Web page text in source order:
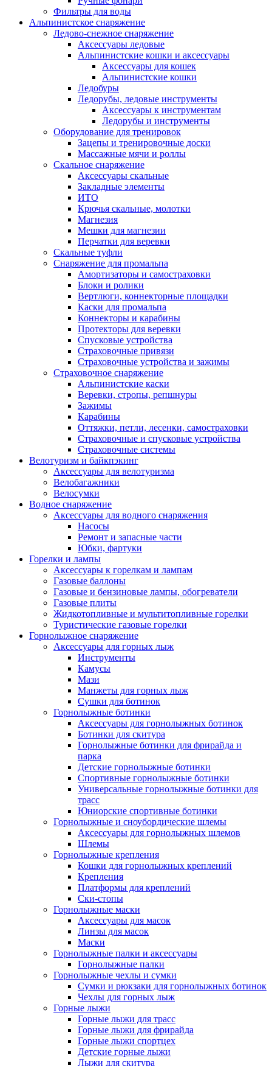
Фильтры для воды
Альпинистское снаряжение
Ледово-снежное снаряжение
Аксессуары ледовые
Альпинистские кошки и аксессуары
Аксессуары для кошек
Альпинистские кошки
Ледобуры
Ледорубы, ледовые инструменты
Аксессуары к инструментам
Ледорубы и инструменты
Оборудование для тренировок
Зацепы и тренировочные доски
Массажные мячи и роллы
Скальное снаряжение
Аксессуары скальные
Закладные элементы
ИТО
Крючья скальные, молотки
Магнезия
Мешки для магнезии
Перчатки для веревки
Скальные туфли
Снаряжение для промальпа
Амортизаторы и самостраховки
Блоки и ролики
Вертлюги, коннекторные площадки
Каски для промальпа
Коннекторы и карабины
Протекторы для веревки
Спусковые устройства
Страховочные привязи
Страховочные устройства и зажимы
Страховочное снаряжение
Альпинистские каски
Веревки, стропы, репшнуры
Зажимы
Карабины
Оттяжки, петли, лесенки, самостраховки
Страховочные и спусковые устройства
Страховочные системы
Велотуризм и байкпэкинг
Аксессуары для велотуризма
Велобагажники
Велосумки
Водное снаряжение
Аксессуары для водного снаряжения
Насосы
Ремонт и запасные части
Юбки, фартуки
Горелки и лампы
Аксессуары к горелкам и лампам
Газовые баллоны
Газовые и бензиновые лампы, обогреватели
Газовые плиты
Жидкотопливные и мультитопливные горелки
Туристические газовые горелки
Горнолыжное снаряжение
Аксессуары для горных лыж
Инструменты
Камусы
Мази
Манжеты для горных лыж
Сушки для ботинок
Горнолыжные ботинки
Аксессуары для горнолыжных ботинок
Ботинки для скитура
Горнолыжные ботинки для фрирайда и
парка
Детские горнолыжные ботинки
Спортивные горнолыжные ботинки
Универсальные горнолыжные ботинки для
трасс
Юниорские спортивные ботинки
Горнолыжные и сноубордические шлемы
Аксессуары для горнолыжных шлемов
Шлемы
Горнолыжные крепления
Кошки для горнолыжных креплений
Крепления
Платформы для креплений
Ски-стопы
Горнолыжные маски
Аксессуары для масок
Линзы для масок
Маски
Горнолыжные палки и аксессуары
Горнолыжные палки
Горнолыжные чехлы и сумки
Сумки и рюкзаки для горнолыжных ботинок
Чехлы для горных лыж
Горные лыжи
Горные лыжи для трасс
Горные лыжи для фрирайда
Горные лыжи спортцех
Детские горные лыжи
Лыжи для скитура